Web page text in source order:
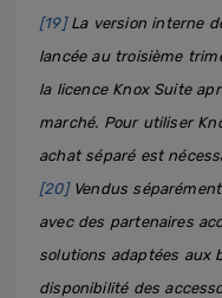
[19] La version interne
lancée au troisième
la licence Knox Suite
marché. Pour utiliser
achat séparé est
[20] Vendus
avec des partenaires
solutions adaptées aux
disponibilité des